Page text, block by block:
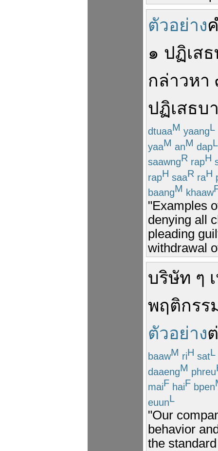
ตัวอย่าง
๑ ปฏิเสธ
กล่าวหา
ปฏิเสธบ
dtuaaM yaangL
yaaM anM dapL
saawngR rapH
rapH saaR raH
baangM khaaw
"Examples
denying all
pleading
withdrawal
บริษัท ๆ
พฤติกรร
ตัวอย่าง
baawM riH satL
daaengM phreu
maiF haiF bpen
euunL
"Our
behavior
the